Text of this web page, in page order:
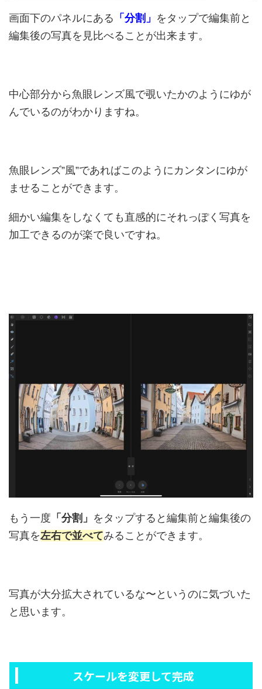
画面下のパネルにある 「分割」 をタップで編集前と
編集後の写真を見比べることが出来ます。
中心部分から魚眼レンズ風で覗いたかのようにゆが
んでいるのがわかりますね。
魚眼レンズ”風”であればこのようにカンタンにゆが
ませることができます。
細かい編集をしなくても直感的にそれっぽく写真を
加工できるのが楽で良いですね。
もう一度 「分割」 をタップすると編集前と編集後の
写真を左右で並べてみることができます。
写真が大分拡大されているな〜というのに気づいた
と思います。
スケールを変更して完成